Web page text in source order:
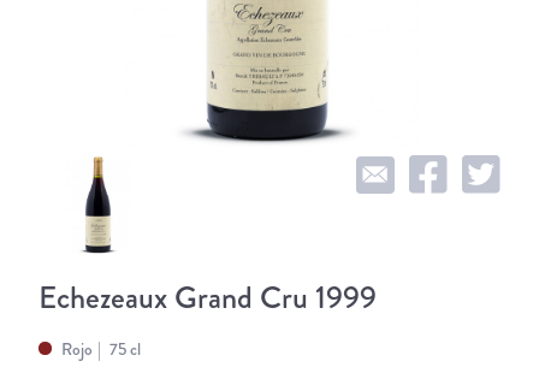
Echezeaux Grand Cru 1999
Rojo 75 cl